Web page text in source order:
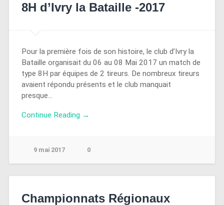
8H d’Ivry la Bataille -2017
Pour la première fois de son histoire, le club d’Ivry la
Bataille organisait du 06 au 08 Mai 2017 un match de
type 8H par équipes de 2 tireurs. De nombreux tireurs
avaient répondu présents et le club manquait
presque…
Continue Reading →
9 mai 2017 0
Championnats Régionaux